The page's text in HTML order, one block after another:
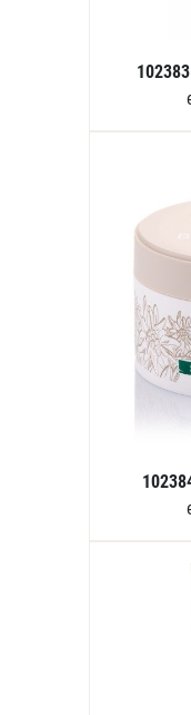
102383